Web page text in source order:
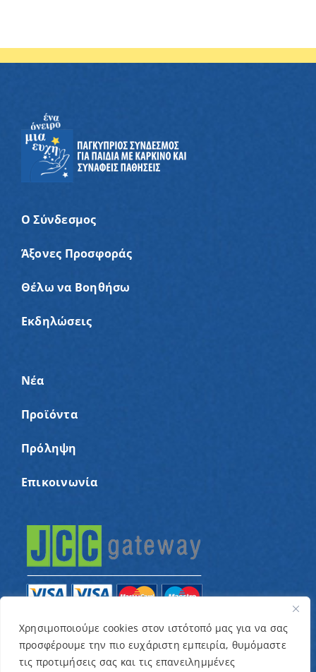
Χρησιμοποιούμε cookies στον ιστότοπό μας για να σας
προσφέρουμε την πιο ευχάριστη εμπειρία, θυμόμαστε
τις προτιμήσεις σας και τις επανειλημμένες
Ο Σύνδεσμος
Άξονες Προσφοράς
Θέλω να Βοηθήσω
Εκδηλώσεις
Νέα
Προϊόντα
Πρόληψη
Επικοινωνία
© Copyright 2022 – Παγκύπριος Σύνδεσμος για